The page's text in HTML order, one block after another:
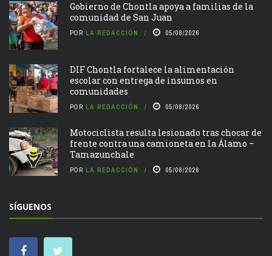
Gobierno de Chontla apoya a familias de la
comunidad de San Juan
POR LA REDACCIÓN 05/08/2026
DIF Chontla fortalece la alimentación
escolar con entrega de insumos en
comunidades
POR LA REDACCIÓN 05/08/2026
Motociclista resulta lesionado tras chocar de
frente contra una camioneta en la Álamo –
Tamazunchale
POR LA REDACCIÓN 05/08/2026
SÍGUENOS